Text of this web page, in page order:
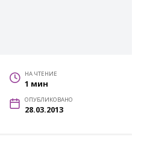
НА ЧТЕНИЕ
1 мин
ОПУБЛИКОВАНО
28.03.2013